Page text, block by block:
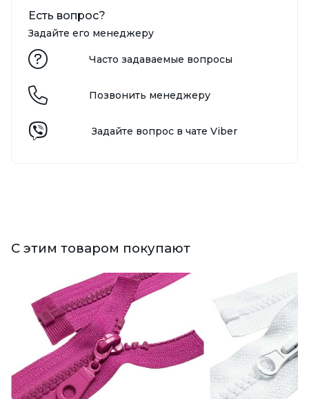
Есть вопрос?
Задайте его менеджеру
Часто задаваемые вопросы
Позвонить менеджеру
Задайте вопрос в чате Viber
С этим товаром покупают